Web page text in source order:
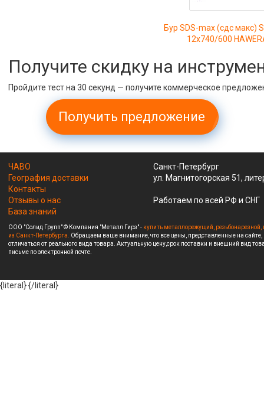
Бур SDS-max (сдс макс)
12х740/600
Получите скидку на
Пройдите тест на 30 секунд — получите коммерческое
Получить предложение
ЧАВО
География доставки
Контакты
Отзывы о нас
База знаний
Санкт-Петербург
ул. Магнитогорская 51,
Работаем по всей РФ и СНГ
ООО "Солид Групп" © Компания "Металл Гирз" - купить металлорежущий,
из Санкт-Петербурга. Обращаем ваше внимание, что все цены, представленные на
отличаться от реального вида товара. Актуальную цену,срок поставки и внешний вид
письме по электронной почте.
{literal}{/literal}